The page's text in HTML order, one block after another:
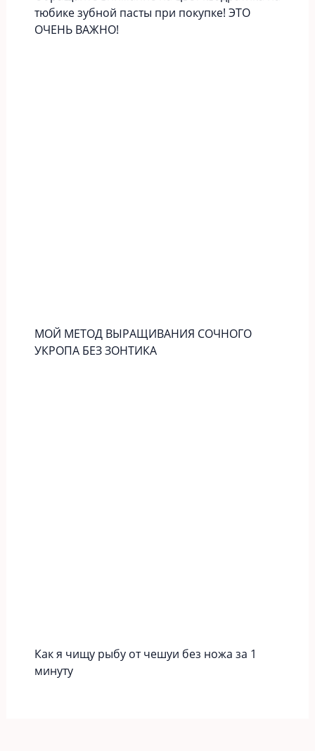
тюбике зубной пасты при покупке! ЭТО
ОЧЕНЬ ВАЖНО!
МОЙ МЕТОД ВЫРАЩИВАНИЯ СОЧНОГО
УКРОПА БЕЗ ЗОНТИКА
Как я чищу рыбу от чешуи без ножа за 1
минуту